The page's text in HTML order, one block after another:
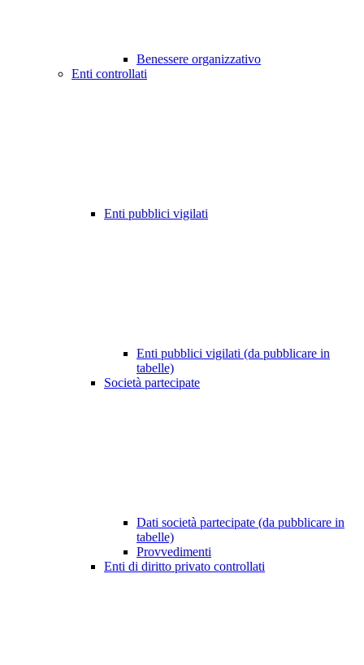
Benessere organizzativo
Enti controllati
Enti pubblici vigilati
Enti pubblici vigilati (da pubblicare in
tabelle)
Società partecipate
Dati società partecipate (da pubblicare in
tabelle)
Provvedimenti
Enti di diritto privato controllati